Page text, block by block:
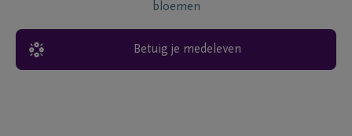
bloemen
Betuig je medeleven